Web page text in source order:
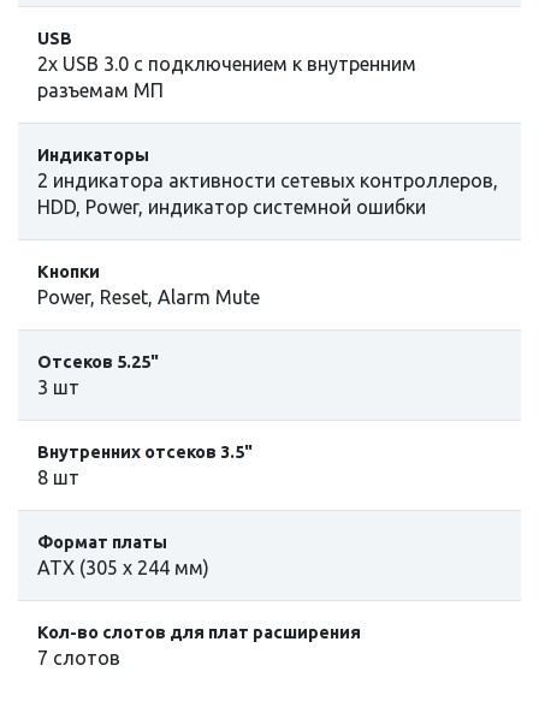
USB
2х USB 3.0 с подключением к внутренним
разъемам МП
Индикаторы
2 индикатора активности сетевых контроллеров,
HDD, Power, индикатор системной ошибки
Кнопки
Power, Reset, Alarm Mute
Отсеков 5.25"
3 шт
Внутренних отсеков 3.5"
8 шт
Формат платы
ATX (305 x 244 мм)
Кол-во слотов для плат расширения
7 слотов